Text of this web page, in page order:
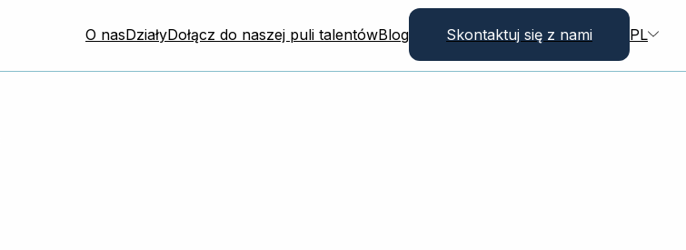
O nasDziałyDołącz do naszej puli talentówBlog Skontaktuj się z nami PL